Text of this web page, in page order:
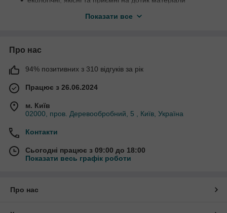
широкий додатковий функціонал – захист від
спеціальне покриття, що перешкоджає запотіванню
товар сертифікований для ринку Європи та України
стильний спортивний дизайн
UVA та UVB до 400 нм
у багатьох моделях регулюються дужки під
в наявності унікальні моделі з самозатемненням
Широкий модельний ряд додаткових аксесуарів.
Показати все
Про нас
94% позитивних з 310 відгуків за рік
Працює з 26.06.2024
м. Київ
02000, пров. Деревообробний, 5 , Київ, Україна
Контакти
Сьогодні працює з 09:00 до 18:00
Показати весь графік роботи
Про нас